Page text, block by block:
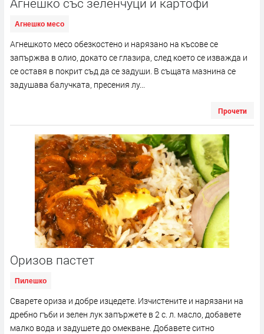
Агнешко месо
Агнешкото месо обезкостено и нарязано на късове се
запържва в олио, докато се глазира, след което се изважда и
се оставя в покрит съд да се задуши. В същата мазнина се
задушава балучката, пресения лу...
Прочети
Оризов пастет
Пилешко
Сварете ориза и добре изцедете. Изчистените и нарязани на
дребно гъби и зелен лук запържете в 2 с. л. масло, добавете
малко вода и задушете до омекване. Добавете ситно